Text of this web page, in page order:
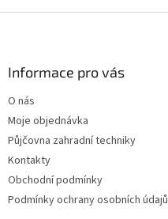
Informace pro vás
O nás
Moje objednávka
Půjčovna zahradní techniky
Kontakty
Obchodní podmínky
Podmínky ochrany osobních údajů